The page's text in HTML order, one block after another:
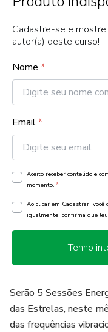
Cadastre-se e
autor(a) deste curso!
Nome *
Email*
Aceito receber conteúdo e
momento. *
Ao clicar em Cadastrar, você
igualmente, confirma que
Tenho
Serão 5 Sessões
das Estrelas, neste
das frequências